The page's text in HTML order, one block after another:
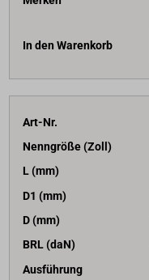
In den Warenkorb
Art-Nr.
Nenngröße (Zoll)
L (mm)
D1 (mm)
D (mm)
BRL (daN)
Ausführung